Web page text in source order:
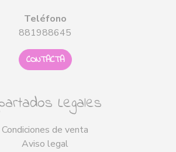
Teléfono
881988645
CONTACTA
Legales
Condiciones de venta
Aviso legal